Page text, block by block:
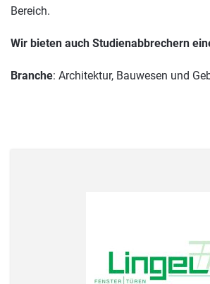
Bereich.
Wir bieten auch Studienabbrechern
Branche: Architektur, Bauwesen und